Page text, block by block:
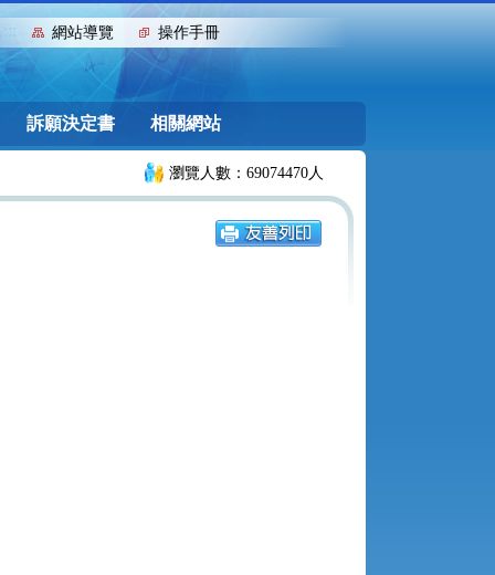
::: 網站導覽 操作手冊
訴願決定書 相關網站
瀏覽人數：69074470人